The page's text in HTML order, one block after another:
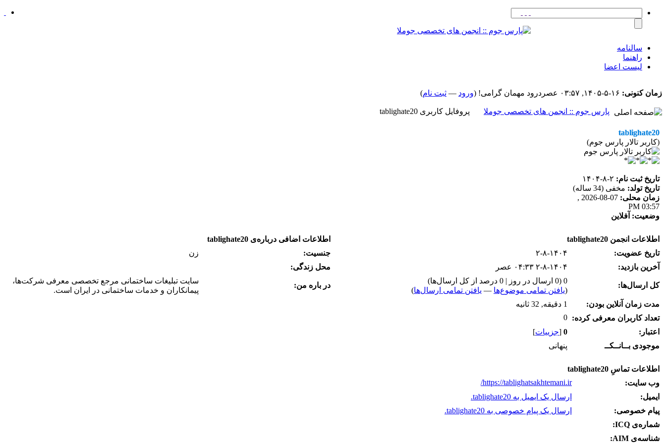
سالنامه
راهنما
لیست اعضا
زمان کنونی: ۱۶-۵-۱۴۰۵, ۰۳:۵۷ عصر درود مهمان گرامی! (ورود — ثبت نام)
پارس جوم :: انجمن های تخصصی جوملا پروفایل کاربری tablighate20
tablighate20
(کاربر تالار پارس جوم)
تاریخ ثبت نام: ۲-۸-۱۴۰۴
تاریخ تولد: مخفی (34 ساله)
زمان محلی:
07-08-2026 ,
03:57 PM
وضعیت: آفلاین
اطلاعات انجمن tablighate20
تاریخ عضویت:
۲-۸-۱۴۰۴
آخرین بازدید:
۲-۸-۱۴۰۴ ۰۴:۳۳ عصر
کل ارسال‌ها:
0 (0 ارسال در روز | 0 درصد از کل ارسال‌ها)
(یافتن تمامی موضوع‌ها — یافتن تمامی ارسال‌ها)
مدت زمان آنلاین بودن:
1 دقیقه, 32 ثانیه
تعداد کاربران معرفی کرده: 0
اعتبار:
0
[جزییات]
موجودی بــانــکــ
پنهانی
اطلاعات تماسِ tablighate20
وب‌ سایت:
https://tablighatsakhtemani.ir/
ایمیل:
ارسال یک ایمیل به tablighate20.
پیام خصوصی:
ارسال یک پیام خصوصی به tablighate20.
شماره‌ی ICQ:
شناسه‌ی AIM:
اطلاعات اضافی درباره‌ی tablighate20
جنسیت:
زن
محل زندگی:
در باره من:
سایت تبلیغات ساختمانی مرجع تخصصی معرفی شرکت‌ها،
پیمانکاران و خدمات ساختمانی در ایران است.